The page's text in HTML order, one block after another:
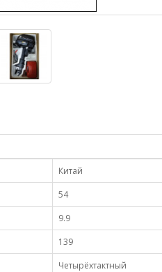
Китай
54
9.9
139
Четырёхтактный